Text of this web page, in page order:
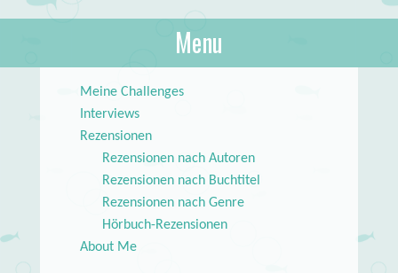
About Books
lilstar.de
Menu
Meine Challenges
Interviews
Rezensionen
Rezensionen nach Autoren
Rezensionen nach Buchtitel
Rezensionen nach Genre
Hörbuch-Rezensionen
About Me